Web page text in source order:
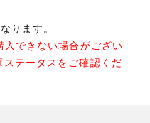
ります。
入できない場合がござい
テータスをご確認くだ